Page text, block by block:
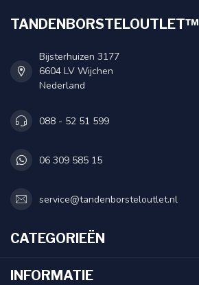
TANDENBORSTELOUTLET™
Bijsterhuizen 3177
6604 LV Wijchen
Nederland
088 - 52 51 599
06 309 585 15
service@tandenborsteloutlet.nl
CATEGORIEËN
INFORMATIE